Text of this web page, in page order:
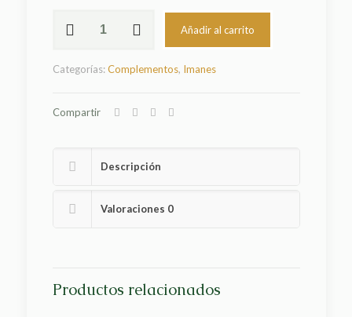
Rectangular
Arbonaida
Añadir al carrito
Categorías:Complementos, Imanes
Compartir
Descripción
Valoraciones 0
Productos relacionados